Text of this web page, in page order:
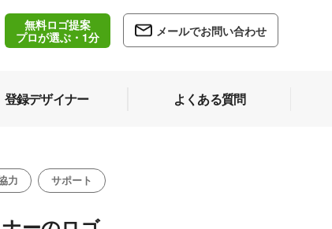
無料ロゴ提案
プロが選ぶ・1分
メールでお問い合わせ
登録デザイナー よくある質問
力 サポート